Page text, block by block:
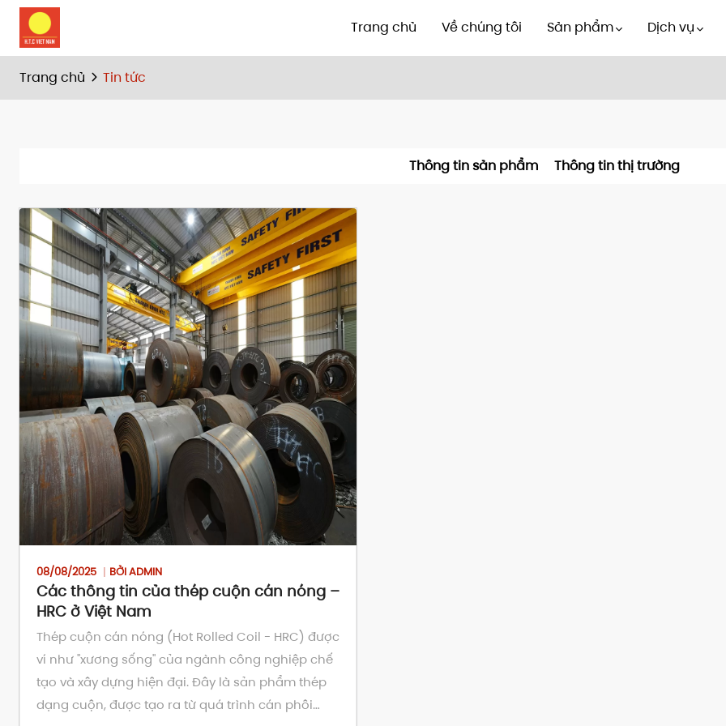
Trang chủ Về chúng tôi Sản phẩm Dịch vụ
Trang chủ Tin tức
Thông tin sản phẩm Thông tin thị trường
08/08/2025 BỞI ADMIN
Các thông tin của thép cuộn cán nóng –
HRC ở Việt Nam
Thép cuộn cán nóng (Hot Rolled Coil - HRC) được
ví như "xương sống" của ngành công nghiệp chế
tạo và xây dựng hiện đại. Đây là sản phẩm thép
dạng cuộn, được tạo ra từ quá trình cán phôi